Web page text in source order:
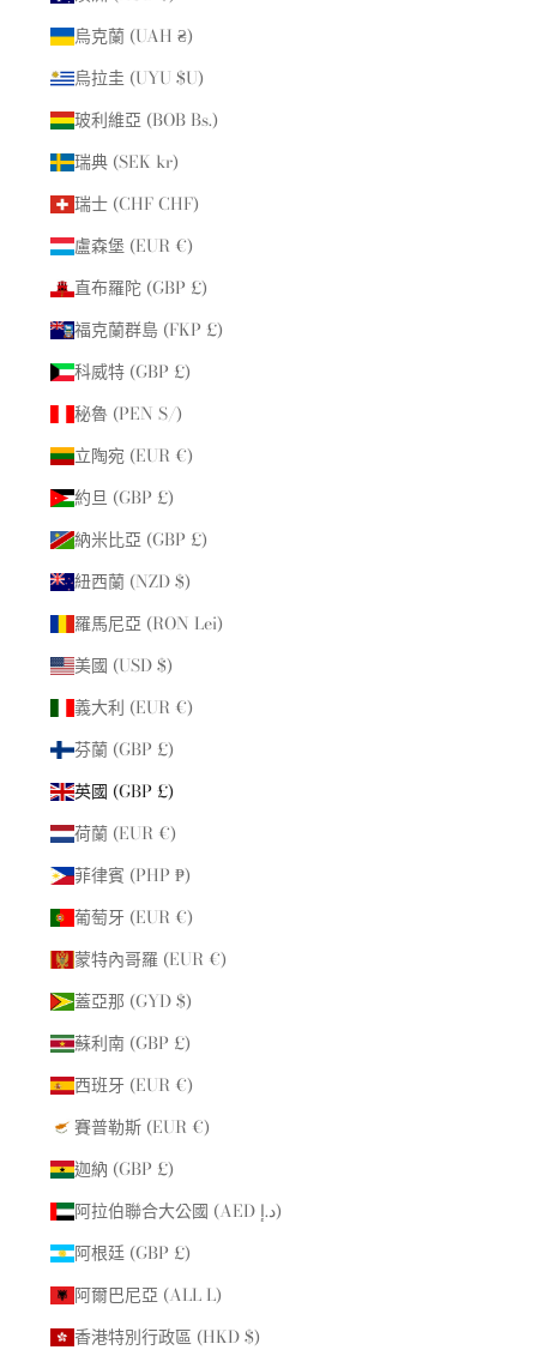
烏克蘭 (UAH ₴)
烏拉圭 (UYU $U)
玻利維亞 (BOB Bs.)
瑞典 (SEK kr)
瑞士 (CHF CHF)
盧森堡 (EUR €)
直布羅陀 (GBP £)
福克蘭群島 (FKP £)
科威特 (GBP £)
秘魯 (PEN S/)
立陶宛 (EUR €)
約旦 (GBP £)
納米比亞 (GBP £)
紐西蘭 (NZD $)
羅馬尼亞 (RON Lei)
美國 (USD $)
義大利 (EUR €)
芬蘭 (GBP £)
英國 (GBP £)
荷蘭 (EUR €)
菲律賓 (PHP ₱)
葡萄牙 (EUR €)
蒙特內哥羅 (EUR €)
蓋亞那 (GYD $)
蘇利南 (GBP £)
西班牙 (EUR €)
賽普勒斯 (EUR €)
迦納 (GBP £)
阿拉伯聯合大公國 (AED د.إ)
阿根廷 (GBP £)
阿爾巴尼亞 (ALL L)
香港特別行政區 (HKD $)